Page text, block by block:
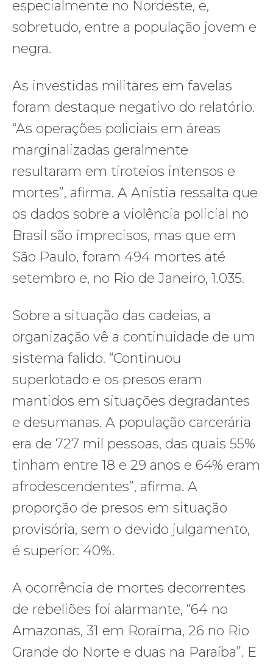
especialmente no Nordeste, e,
sobretudo, entre a população jovem e
negra.
As investidas militares em favelas
foram destaque negativo do relatório.
“As operações policiais em áreas
marginalizadas geralmente
resultaram em tiroteios intensos e
mortes”, afirma. A Anistia ressalta que
os dados sobre a violência policial no
Brasil são imprecisos, mas que em
São Paulo, foram 494 mortes até
setembro e, no Rio de Janeiro, 1.035.
Sobre a situação das cadeias, a
organização vê a continuidade de um
sistema falido. “Continuou
superlotado e os presos eram
mantidos em situações degradantes
e desumanas. A população carcerária
era de 727 mil pessoas, das quais 55%
tinham entre 18 e 29 anos e 64% eram
afrodescendentes”, afirma. A
proporção de presos em situação
provisória, sem o devido julgamento,
é superior: 40%.
A ocorrência de mortes decorrentes
de rebeliões foi alarmante, “64 no
Amazonas, 31 em Roraima, 26 no Rio
Grande do Norte e duas na Paraíba”. E